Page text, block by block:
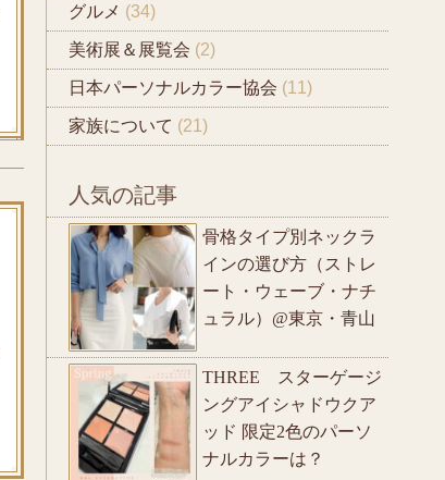
グルメ (34)
美術展＆展覧会 (2)
日本パーソナルカラー協会 (11)
家族について (21)
人気の記事
骨格タイプ別ネックラ
インの選び方（ストレ
ート・ウェーブ・ナチ
ュラル）@東京・青山
THREE スターゲージ
ングアイシャドウクア
ッド 限定2色のパーソ
ナルカラーは？